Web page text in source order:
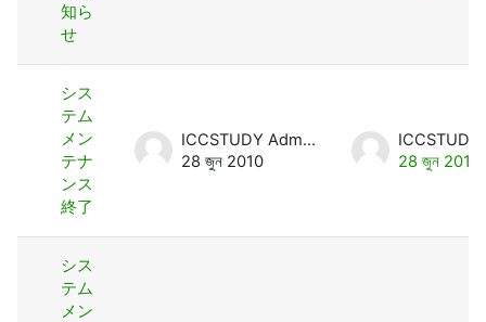
知ら
せ
シス
テム
メン
テナ
ンス
終了
ICCSTUDY Admin User
28 জুন 2010
28 জুন 2010
シス
テム
メン